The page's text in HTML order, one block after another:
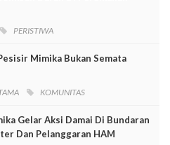
PERISTIWA
Mimika Bukan Semata
KOMUNITAS
Gelar Aksi Damai Di Bundaran
Dan Pelanggaran HAM